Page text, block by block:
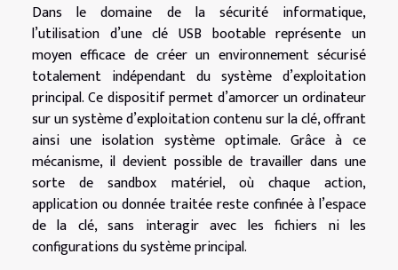
Dans le domaine de la sécurité informatique,
l’utilisation d’une clé USB bootable représente un
moyen efficace de créer un environnement sécurisé
totalement indépendant du système d’exploitation
principal. Ce dispositif permet d’amorcer un ordinateur
sur un système d’exploitation contenu sur la clé, offrant
ainsi une isolation système optimale. Grâce à ce
mécanisme, il devient possible de travailler dans une
sorte de sandbox matériel, où chaque action,
application ou donnée traitée reste confinée à l’espace
de la clé, sans interagir avec les fichiers ni les
configurations du système principal.